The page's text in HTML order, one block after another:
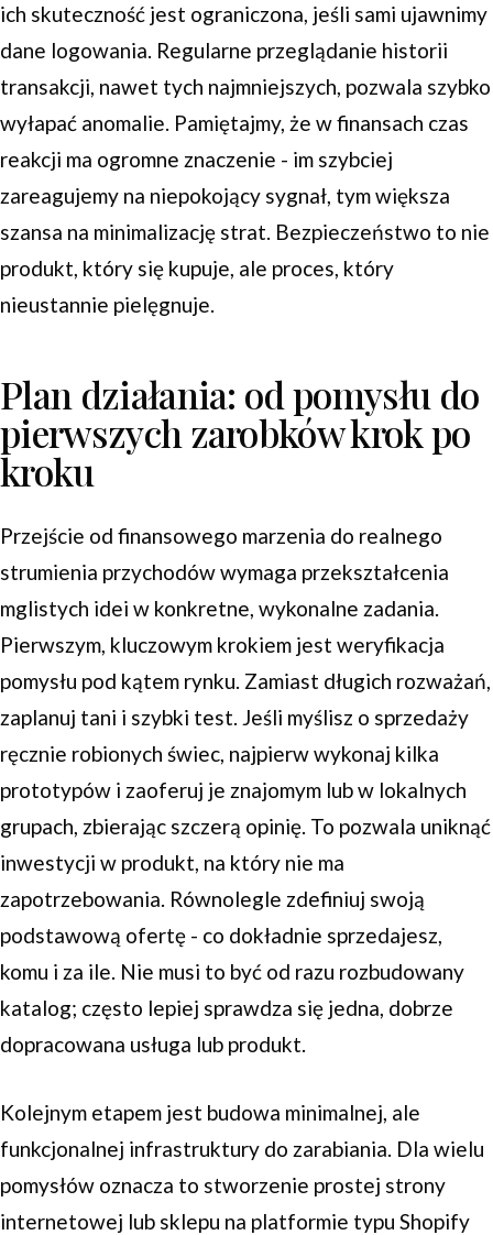
ich skuteczność jest ograniczona, jeśli sami ujawnimy
dane logowania. Regularne przeglądanie historii
transakcji, nawet tych najmniejszych, pozwala szybko
wyłapać anomalie. Pamiętajmy, że w finansach czas
reakcji ma ogromne znaczenie - im szybciej
zareagujemy na niepokojący sygnał, tym większa
szansa na minimalizację strat. Bezpieczeństwo to nie
produkt, który się kupuje, ale proces, który
nieustannie pielęgnuje.
Plan działania: od pomysłu do
pierwszych zarobków krok po
kroku
Przejście od finansowego marzenia do realnego
strumienia przychodów wymaga przekształcenia
mglistych idei w konkretne, wykonalne zadania.
Pierwszym, kluczowym krokiem jest weryfikacja
pomysłu pod kątem rynku. Zamiast długich rozważań,
zaplanuj tani i szybki test. Jeśli myślisz o sprzedaży
ręcznie robionych świec, najpierw wykonaj kilka
prototypów i zaoferuj je znajomym lub w lokalnych
grupach, zbierając szczerą opinię. To pozwala uniknąć
inwestycji w produkt, na który nie ma
zapotrzebowania. Równolegle zdefiniuj swoją
podstawową ofertę - co dokładnie sprzedajesz,
komu i za ile. Nie musi to być od razu rozbudowany
katalog; często lepiej sprawdza się jedna, dobrze
dopracowana usługa lub produkt.
Kolejnym etapem jest budowa minimalnej, ale
funkcjonalnej infrastruktury do zarabiania. Dla wielu
pomysłów oznacza to stworzenie prostej strony
internetowej lub sklepu na platformie typu Shopify